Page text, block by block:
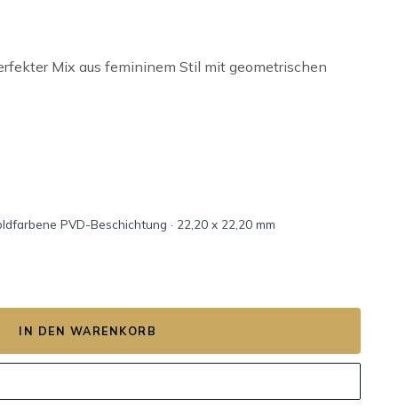
Mix aus femininem Stil mit geometrischen
PVD-Beschichtung · 22,20 x 22,20 mm
IN DEN WARENKORB